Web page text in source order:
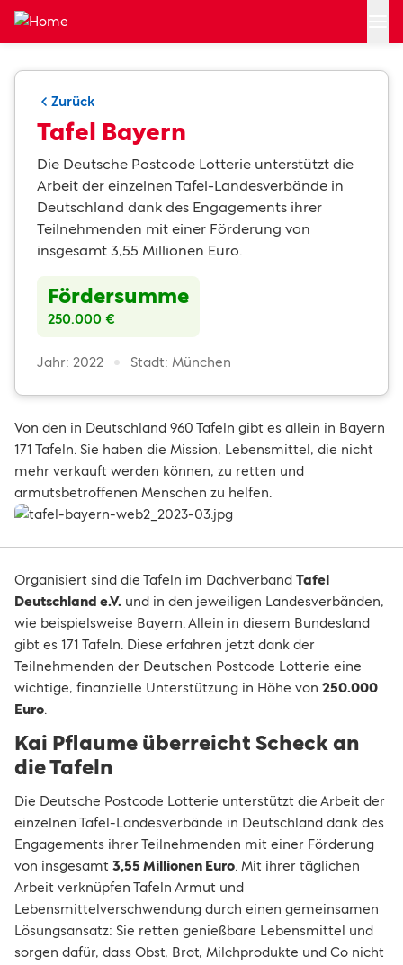
Zum Hauptinhalt springen
Zurück
Tafel Bayern
Die Deutsche Postcode Lotterie unterstützt die
Arbeit der einzelnen Tafel-Landesverbände in
Deutschland dank des Engagements ihrer
Teilnehmenden mit einer Förderung von
insgesamt 3,55 Millionen Euro.
Fördersumme
250.000 €
Jahr: 2022 Stadt: München
Von den in Deutschland 960 Tafeln gibt es allein in Bayern
171 Tafeln. Sie haben die Mission, Lebensmittel, die nicht
mehr verkauft werden können, zu retten und
armutsbetroffenen Menschen zu helfen.
Organisiert sind die Tafeln im Dachverband Tafel
Deutschland e.V. und in den jeweiligen Landesverbänden,
wie beispielsweise Bayern. Allein in diesem Bundesland
gibt es 171 Tafeln. Diese erfahren jetzt dank der
Teilnehmenden der Deutschen Postcode Lotterie eine
wichtige, finanzielle Unterstützung in Höhe von 250.000
Euro.
Kai Pflaume überreicht Scheck an
die Tafeln
Die Deutsche Postcode Lotterie unterstützt die Arbeit der
einzelnen Tafel-Landesverbände in Deutschland dank des
Engagements ihrer Teilnehmenden mit einer Förderung
von insgesamt 3,55 Millionen Euro. Mit ihrer täglichen
Arbeit verknüpfen Tafeln Armut und
Lebensmittelverschwendung durch einen gemeinsamen
Lösungsansatz: Sie retten genießbare Lebensmittel und
sorgen dafür, dass Obst, Brot, Milchprodukte und Co nicht